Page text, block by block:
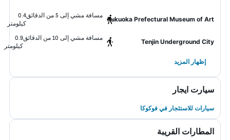
Fukuoka Prefectural Museum of Art
مسافة مشي إلى 5 من الدقائق
0.4
كيلومتر
Tenjin Underground City
مسافة مشي إلى 10 من الدقائق
0.9
كيلومتر
إظهار المزيد
سيارت ايجار
سيارات للاستئجار في فوكوكا
المطارات القريبة